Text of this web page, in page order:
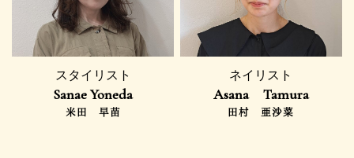
スタイリスト
Sanae Yoneda
米田 早苗
ネイリスト
Asana Tamura
田村 亜沙菜